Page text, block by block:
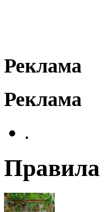
Реклама
Реклама
.
Правила